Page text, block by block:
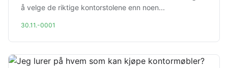
å velge de riktige kontorstolene enn noen...
30.11.-0001